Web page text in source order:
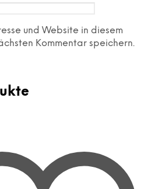
und Website in diesem
Kommentar speichern.